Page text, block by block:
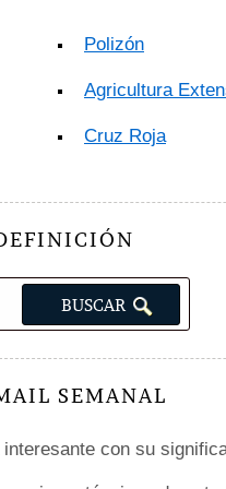
Polizón
Agricultura
Cruz Roja
SEMANAL
con su